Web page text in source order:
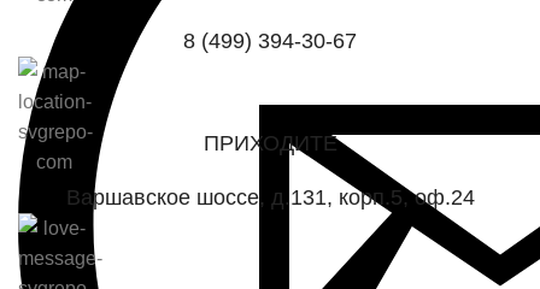
8 (499) 394-30-67
ПРИХОДИТЕ
Варшавское шоссе, д.131, корп.5, оф.24